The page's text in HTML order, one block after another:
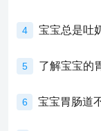
4 宝宝总是吐
5 了解宝宝的
6